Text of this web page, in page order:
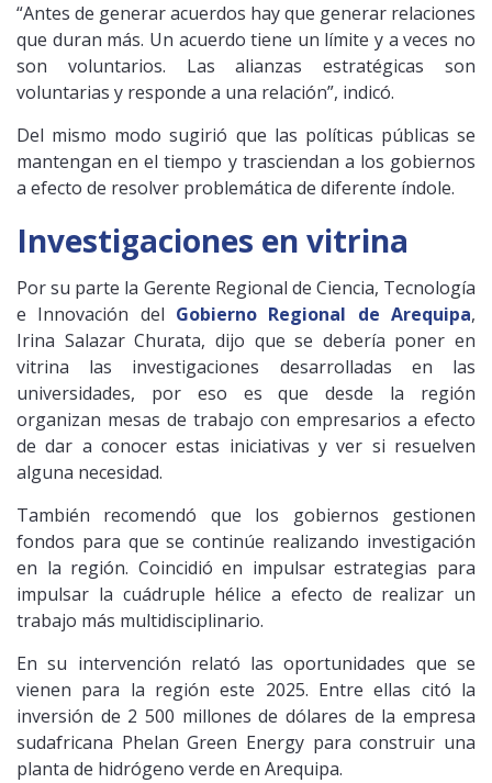
“Antes de generar acuerdos hay que generar relaciones
que duran más. Un acuerdo tiene un límite y a veces no
son voluntarios. Las alianzas estratégicas son
voluntarias y responde a una relación”, indicó.
Del mismo modo sugirió que las políticas públicas se
mantengan en el tiempo y trasciendan a los gobiernos
a efecto de resolver problemática de diferente índole.
Investigaciones en vitrina
Por su parte la Gerente Regional de Ciencia, Tecnología
e Innovación del Gobierno Regional de Arequipa,
Irina Salazar Churata, dijo que se debería poner en
vitrina las investigaciones desarrolladas en las
universidades, por eso es que desde la región
organizan mesas de trabajo con empresarios a efecto
de dar a conocer estas iniciativas y ver si resuelven
alguna necesidad.
También recomendó que los gobiernos gestionen
fondos para que se continúe realizando investigación
en la región. Coincidió en impulsar estrategias para
impulsar la cuádruple hélice a efecto de realizar un
trabajo más multidisciplinario.
En su intervención relató las oportunidades que se
vienen para la región este 2025. Entre ellas citó la
inversión de 2 500 millones de dólares de la empresa
sudafricana Phelan Green Energy para construir una
planta de hidrógeno verde en Arequipa.